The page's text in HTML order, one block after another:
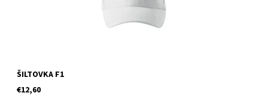
ŠILTOVKA F1
€12,60